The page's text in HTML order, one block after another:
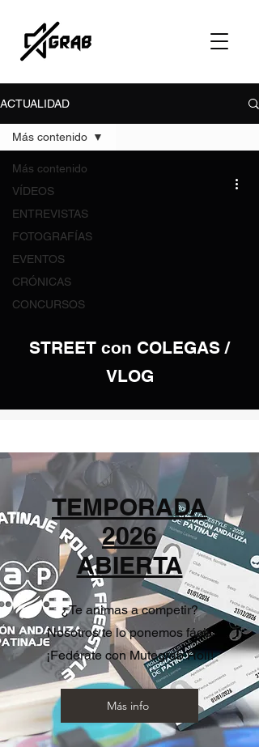
ACTUALIDAD
Más contenido
VÍDEOS
ENTREVISTAS
FOTOGRAFÍAS
EVENTOS
CRÓNICAS
CONCURSOS
Más contenido
STREET con COLEGAS /
VLOG
TEMPORADA
2026
ABIERTA
¿Te animas a competir?
Nosotros te lo ponemos fácil.
¡Fedérate con Mutegrab Roll!
Más info